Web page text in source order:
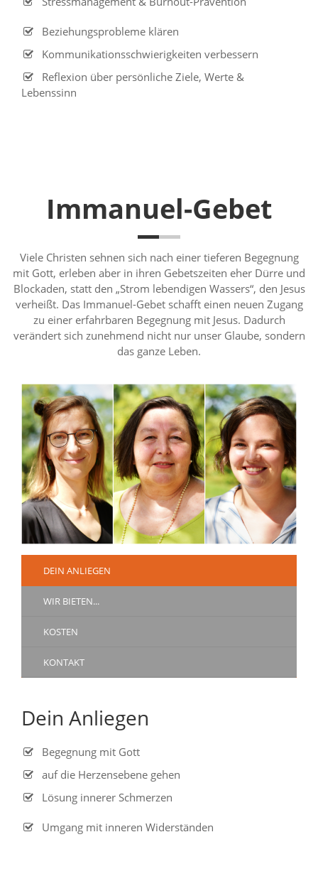
Beziehungsprobleme klären
Kommunikationsschwierigkeiten verbessern
Reflexion über persönliche Ziele, Werte &
Lebenssinn
Immanuel-Gebet
Viele Christen sehnen sich nach einer tieferen Begegnung
mit Gott, erleben aber in ihren Gebetszeiten eher Dürre und
Blockaden, statt den „Strom lebendigen Wassers“, den Jesus
verheißt. Das Immanuel-Gebet schafft einen neuen Zugang
zu einer erfahrbaren Begegnung mit Jesus. Dadurch
verändert sich zunehmend nicht nur unser Glaube, sondern
das ganze Leben.
DEIN ANLIEGEN
WIR BIETEN...
KOSTEN
KONTAKT
Dein Anliegen
Begegnung mit Gott
auf die Herzensebene gehen
Lösung innerer Schmerzen
Umgang mit inneren Widerständen